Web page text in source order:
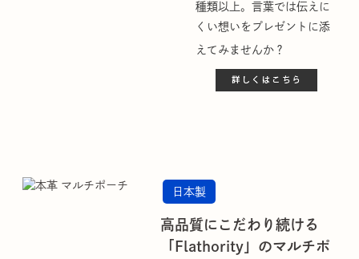
種類以上。言葉では伝えに
くい想いをプレゼントに添
えてみませんか？
日本製
高品質にこだわり続ける
「Flathority」のマルチポ